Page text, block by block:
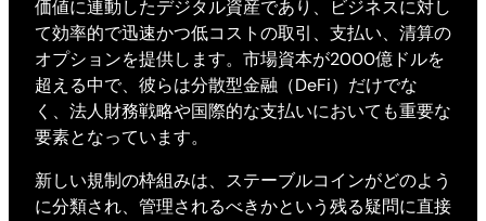
価値に連動したデジタル資産であり、ビジネスに対し
て効率的で迅速かつ低コストの取引、支払い、清算の
オプションを提供します。市場資本が2000億ドルを
超える中で、彼らは分散型金融（DeFi）だけでな
く、法人財務戦略や国際的な支払いにおいても重要な
要素となっています。
新しい規制の枠組みは、ステーブルコインがどのよう
に分類され、管理されるべきかという残る疑問に直接